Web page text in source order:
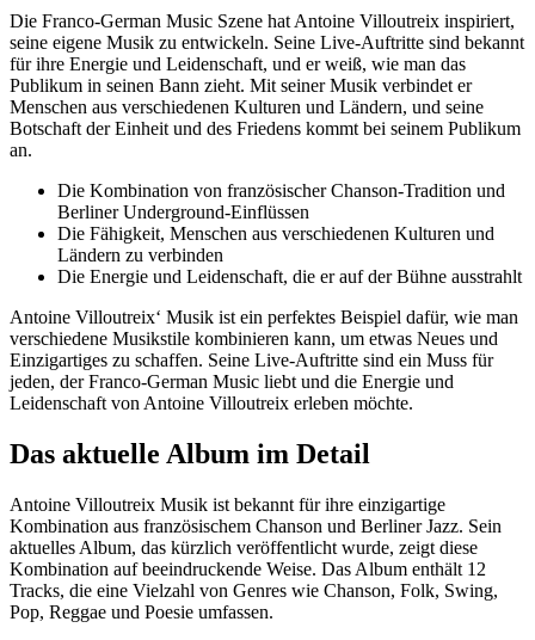
Die Franco-German Music Szene hat Antoine Villoutreix inspiriert,
seine eigene Musik zu entwickeln. Seine Live-Auftritte sind bekannt
für ihre Energie und Leidenschaft, und er weiß, wie man das
Publikum in seinen Bann zieht. Mit seiner Musik verbindet er
Menschen aus verschiedenen Kulturen und Ländern, und seine
Botschaft der Einheit und des Friedens kommt bei seinem Publikum
an.
Die Kombination von französischer Chanson-Tradition und
Berliner Underground-Einflüssen
Die Fähigkeit, Menschen aus verschiedenen Kulturen und
Ländern zu verbinden
Die Energie und Leidenschaft, die er auf der Bühne ausstrahlt
Antoine Villoutreix‘ Musik ist ein perfektes Beispiel dafür, wie man
verschiedene Musikstile kombinieren kann, um etwas Neues und
Einzigartiges zu schaffen. Seine Live-Auftritte sind ein Muss für
jeden, der Franco-German Music liebt und die Energie und
Leidenschaft von Antoine Villoutreix erleben möchte.
Das aktuelle Album im Detail
Antoine Villoutreix Musik ist bekannt für ihre einzigartige
Kombination aus französischem Chanson und Berliner Jazz. Sein
aktuelles Album, das kürzlich veröffentlicht wurde, zeigt diese
Kombination auf beeindruckende Weise. Das Album enthält 12
Tracks, die eine Vielzahl von Genres wie Chanson, Folk, Swing,
Pop, Reggae und Poesie umfassen.